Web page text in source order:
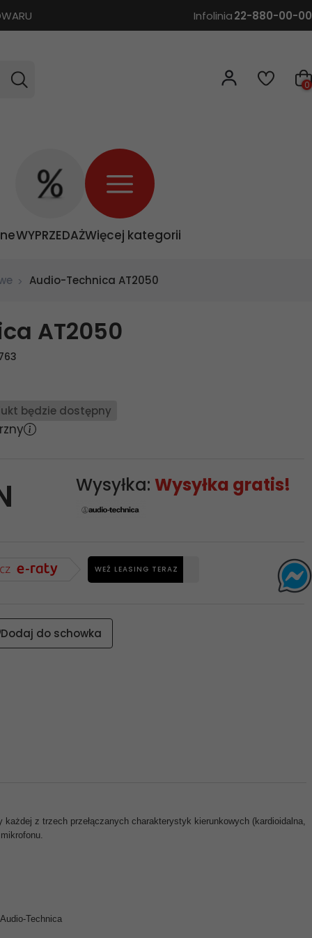
Infolinia22-880-00-00
0
WYPRZEDAŻWięcej kategorii
Audio-Technica AT2050
AT2050
będzie dostępny
Wysyłka: Wysyłka gratis!
WEŹ LEASING TERAZ
Dodaj do schowka
z trzech przełączanych charakterystyk kierunkowych (kardioidalna,
Technica